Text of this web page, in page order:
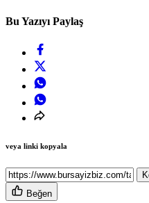
Bu Yazıyı Paylaş
veya linki kopyala
Beğen